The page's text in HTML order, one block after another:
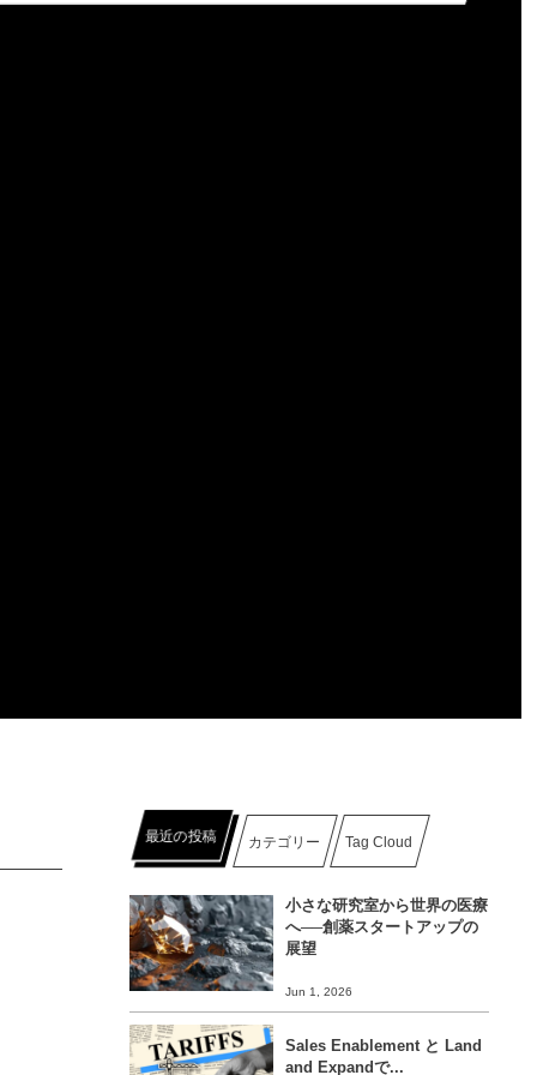
最近の投稿 カテゴリー Tag Cloud
小さな研究室から世界の医療
へ──創薬スタートアップの
展望
Jun 1, 2026
Sales Enablement と Land
and Expandで...